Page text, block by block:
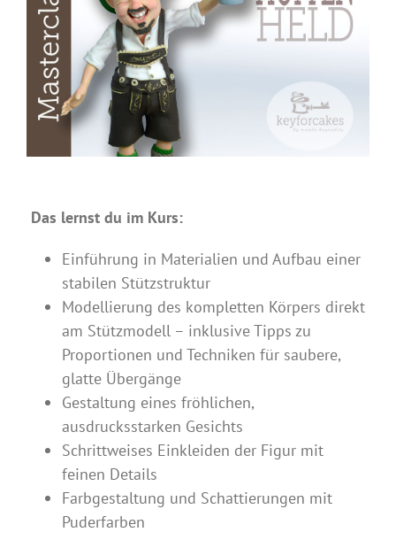
Das lernst du im Kurs:
Einführung in Materialien und Aufbau einer
stabilen Stützstruktur
Modellierung des kompletten Körpers direkt
am Stützmodell – inklusive Tipps zu
Proportionen und Techniken für saubere,
glatte Übergänge
Gestaltung eines fröhlichen,
ausdrucksstarken Gesichts
Schrittweises Einkleiden der Figur mit
feinen Details
Farbgestaltung und Schattierungen mit
Puderfarben